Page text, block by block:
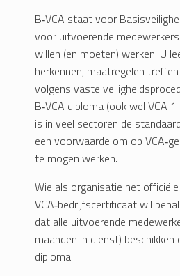
B‑VCA staat voor
voor uitvoerende
willen (en moeten) werken. U
herkennen, maatregelen
volgens vaste
B‑VCA diploma (ook wel VCA
is in veel sectoren de
een voorwaarde om op
te mogen werken.
Wie als organisatie het officiële
VCA‑bedrijfscertificaat wil
dat alle uitvoerende
maanden in dienst) beschikken
diploma.